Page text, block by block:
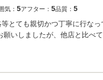
気： 5アフター： 5品質： 5
とても親切かつ丁寧に行な
いしましたが、他店と比べ